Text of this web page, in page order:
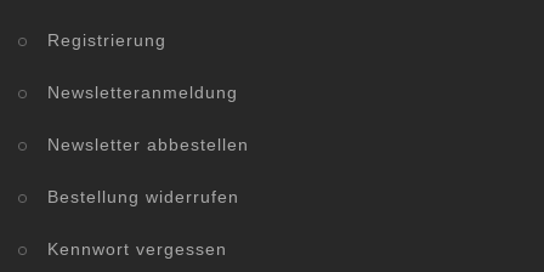
Registrierung
Newsletteranmeldung
Newsletter abbestellen
Bestellung widerrufen
Kennwort vergessen